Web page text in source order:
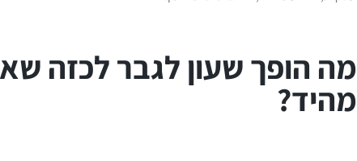
מה הופך שעון לגבר לכזה
מהיד?